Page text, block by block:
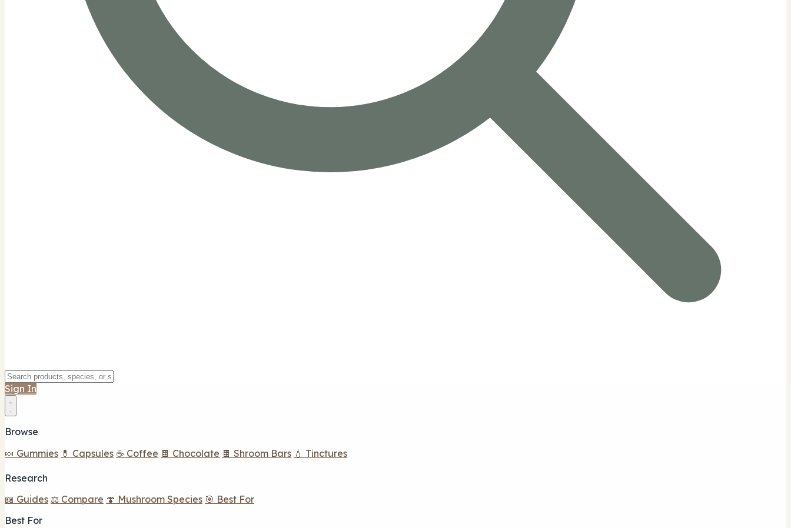
Sign In
Browse
🍬 Gummies 💊 Capsules ☕ Coffee 🍫 Chocolate 🍫 Shroom Bars 💧 Tinctures
Research
📖 Guides ⚖️ Compare 🍄 Mushroom Species 🎯 Best For
Best For